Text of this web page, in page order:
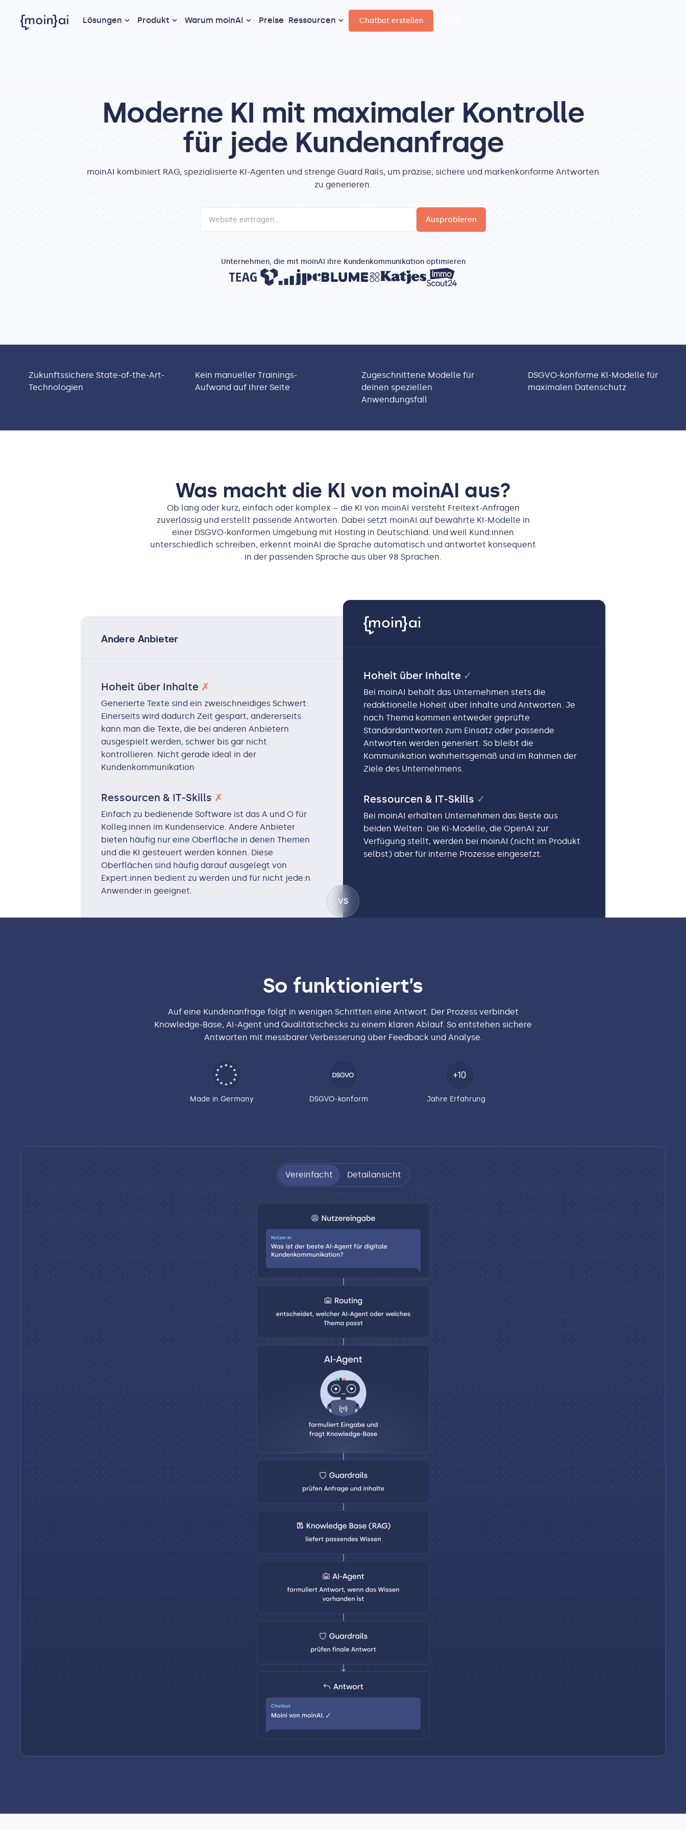
Lösungen Produkt Warum moinAI Preise Ressourcen Chatbot erstellen
Moderne KI mit maximaler Kontrolle
für jede Kundenanfrage
moinAI kombiniert RAG, spezialisierte KI-Agenten und strenge Guard Rails, um präzise, sichere und markenkonforme Antworten
zu generieren.
Unternehmen, die mit moinAI ihre Kundenkommunikation optimieren
Zukunftssichere State-of-the-Art-
Technologien
Kein manueller Trainings-
Aufwand auf Ihrer Seite
Zugeschnittene Modelle für
deinen speziellen
Anwendungsfall
DSGVO-konforme KI-Modelle für
maximalen Datenschutz
Was macht die KI von moinAI aus?
Ob lang oder kurz, einfach oder komplex – die KI von moinAI versteht Freitext-Anfragen
zuverlässig und erstellt passende Antworten. Dabei setzt moinAI auf bewährte KI-Modelle in
einer DSGVO-konformen Umgebung mit Hosting in Deutschland. Und weil Kund:innen
unterschiedlich schreiben, erkennt moinAI die Sprache automatisch und antwortet konsequent
in der passenden Sprache aus über 98 Sprachen.
Andere Anbieter
Hoheit über Inhalte ✗
Generierte Texte sind ein zweischneidiges Schwert:
Einerseits wird dadurch Zeit gespart, andererseits
kann man die Texte, die bei anderen Anbietern
ausgespielt werden, schwer bis gar nicht
kontrollieren. Nicht gerade ideal in der
Kundenkommunikation
Ressourcen & IT-Skills ✗
Einfach zu bedienende Software ist das A und O für
Kolleg:innen im Kundenservice. Andere Anbieter
bieten häufig nur eine Oberfläche in denen Themen
und die KI gesteuert werden können. Diese
Oberflächen sind häufig darauf ausgelegt von
Expert:innen bedient zu werden und für nicht jede:n
Anwender:in geeignet.
Hoheit über Inhalte ✓
Bei moinAI behält das Unternehmen stets die
redaktionelle Hoheit über Inhalte und Antworten. Je
nach Thema kommen entweder geprüfte
Standardantworten zum Einsatz oder passende
Antworten werden generiert. So bleibt die
Kommunikation wahrheitsgemäß und im Rahmen der
Ziele des Unternehmens.
Ressourcen & IT-Skills ✓
Bei moinAI erhalten Unternehmen das Beste aus
beiden Welten: Die KI-Modelle, die OpenAI zur
Verfügung stellt, werden bei moinAI (nicht im Produkt
selbst) aber für interne Prozesse eingesetzt.
VS
So funktioniert’s
Auf eine Kundenanfrage folgt in wenigen Schritten eine Antwort. Der Prozess verbindet
Knowledge-Base, AI-Agent und Qualitätschecks zu einem klaren Ablauf. So entstehen sichere
Antworten mit messbarer Verbesserung über Feedback und Analyse.
Made in Germany DSGVO-konform Jahre Erfahrung
Vereinfacht Detailansicht